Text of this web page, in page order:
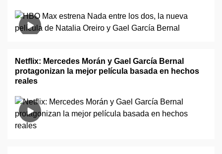
Netflix: Mercedes Morán y Gael García Bernal
protagonizan la mejor película basada en hechos
reales